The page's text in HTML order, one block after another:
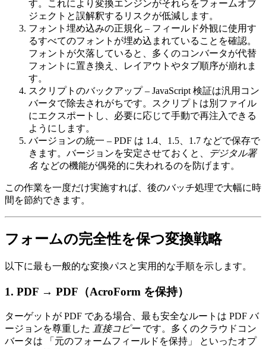
す。これにより変換エンジンがそれらをフォームオブ
ジェクトと誤解釈するリスクが低減します。
フォント埋め込みの正規化 – フィールド外観に使用す
るすべてのフォントが埋め込まれていることを確認。
フォントが欠落していると、多くのコンバータが代替
フォントに置き換え、レイアウトやタブ順序が崩れま
す。
スクリプトのバックアップ– JavaScript 検証は汎用コン
バータで除去されがちです。スクリプトは別ファイル
にエクスポートし、必要に応じて手動で再注入できる
ようにします。
バージョンの統一 – PDF は 1.4、1.5、1.7 などで保存で
きます。バージョンを安定させておくと、
デジタル署
名 などの機能が偶発的に失われるのを防げます。
この作業を一度だけ実施すれば、後のバッチ処理で大幅に時
間を節約できます。
フォームの完全性を保つ変換戦略
以下に最も一般的な変換パスと実用的な手順を示します。
1. PDF → PDF（AcroForm を保持）
ターゲットが PDF である場合、最も安全なルートは PDF バ
ージョンを尊重した 直接コピーです。多くのクラウドコン
バータは
「元のフォームフィールドを保持」
といったオプ